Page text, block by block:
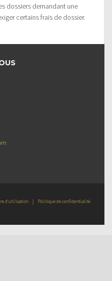
dossiers demandant une
certains frais de dossier.
d’utilisation | Politique de confidentialité